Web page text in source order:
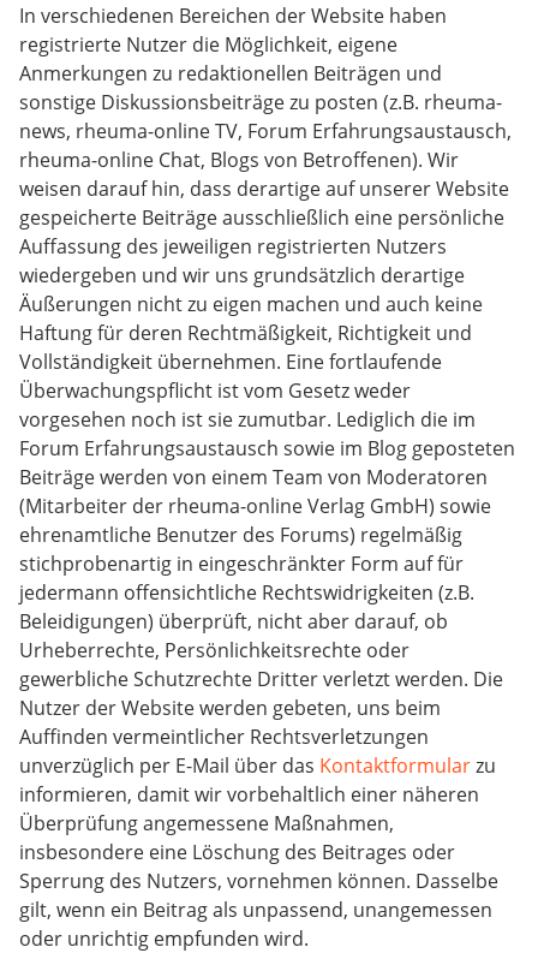
In verschiedenen Bereichen der Website haben
registrierte Nutzer die Möglichkeit, eigene
Anmerkungen zu redaktionellen Beiträgen und
sonstige Diskussionsbeiträge zu posten (z.B. rheuma-
news, rheuma-online TV, Forum Erfahrungsaustausch,
rheuma-online Chat, Blogs von Betroffenen). Wir
weisen darauf hin, dass derartige auf unserer Website
gespeicherte Beiträge ausschließlich eine persönliche
Auffassung des jeweiligen registrierten Nutzers
wiedergeben und wir uns grundsätzlich derartige
Äußerungen nicht zu eigen machen und auch keine
Haftung für deren Rechtmäßigkeit, Richtigkeit und
Vollständigkeit übernehmen. Eine fortlaufende
Überwachungspflicht ist vom Gesetz weder
vorgesehen noch ist sie zumutbar. Lediglich die im
Forum Erfahrungsaustausch sowie im Blog geposteten
Beiträge werden von einem Team von Moderatoren
(Mitarbeiter der rheuma-online Verlag GmbH) sowie
ehrenamtliche Benutzer des Forums) regelmäßig
stichprobenartig in eingeschränkter Form auf für
jedermann offensichtliche Rechtswidrigkeiten (z.B.
Beleidigungen) überprüft, nicht aber darauf, ob
Urheberrechte, Persönlichkeitsrechte oder
gewerbliche Schutzrechte Dritter verletzt werden. Die
Nutzer der Website werden gebeten, uns beim
Auffinden vermeintlicher Rechtsverletzungen
unverzüglich per E-Mail über das Kontaktformularzu
informieren, damit wir vorbehaltlich einer näheren
Überprüfung angemessene Maßnahmen,
insbesondere eine Löschung des Beitrages oder
Sperrung des Nutzers, vornehmen können. Dasselbe
gilt, wenn ein Beitrag als unpassend, unangemessen
oder unrichtig empfunden wird.